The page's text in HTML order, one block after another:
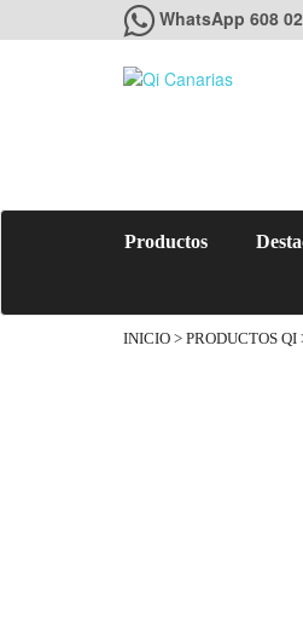
WhatsApp 608
Productos
INICIO > PRODUCTOS QI